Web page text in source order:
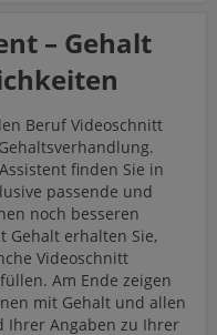
– Gehalt
Beruf Videoschnitt
finden Sie in
passende und
noch besseren
Gehalt erhalten Sie,
Videoschnitt
Am Ende zeigen
mit Gehalt und allen
Ihrer Angaben zu Ihrer